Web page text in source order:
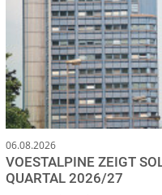
06.08.2026
VOESTALPINE ZEIGT
QUARTAL 2026/27